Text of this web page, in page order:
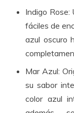
Indigo Rose:
fáciles de
azul oscuro
Mar Azul:
su sabor
color azul